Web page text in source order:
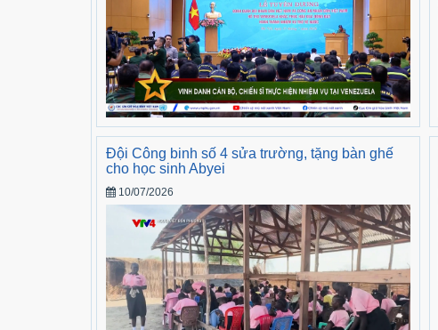
Đội Công binh số 4 sửa trường, tặng bàn ghế
cho học sinh Abyei
10/07/2026